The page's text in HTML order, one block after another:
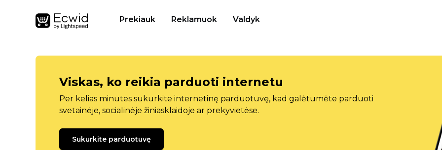
Prekiauk Reklamuok Valdyk
Viskas, ko reikia parduoti internetu
Per kelias minutes sukurkite internetinę parduotuvę, kad galėtumėte parduoti
svetainėje, socialinėje žiniasklaidoje ar prekyvietėse.
Sukurkite parduotuvę